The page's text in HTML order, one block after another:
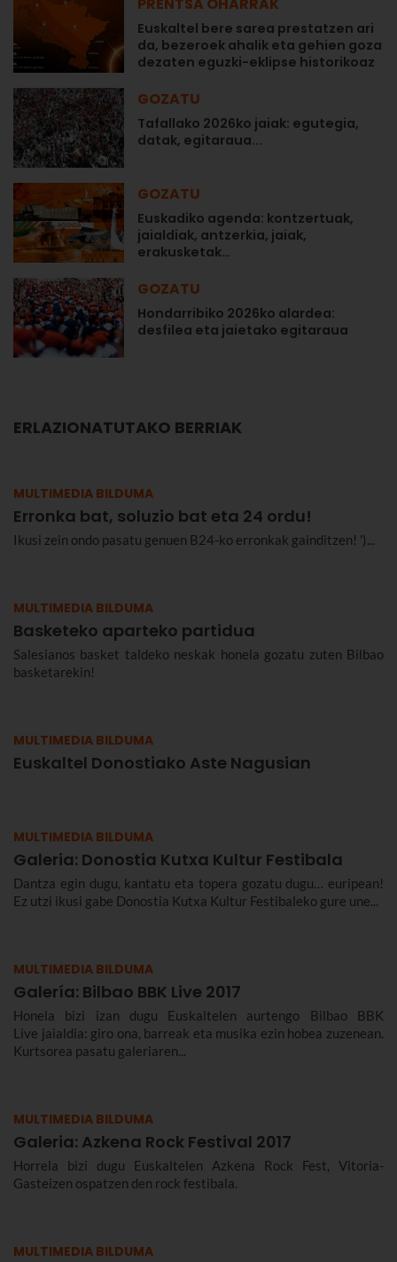
Euskaltel bere sarea prestatzen ari
da, bezeroek ahalik eta gehien goza
dezaten eguzki-eklipse historikoaz
GOZATU
Tafallako 2026ko jaiak: egutegia,
datak, egitaraua...
GOZATU
Euskadiko agenda: kontzertuak,
jaialdiak, antzerkia, jaiak,
erakusketak…
GOZATU
Hondarribiko 2026ko alardea:
desfilea eta jaietako egitaraua
ERLAZIONATUTAKO BERRIAK
MULTIMEDIA BILDUMA
Erronka bat, soluzio bat eta 24 ordu!
Ikusi zein ondo pasatu genuen B24-ko erronkak gainditzen! ')...
MULTIMEDIA BILDUMA
Basketeko aparteko partidua
Salesianos basket taldeko neskak honela gozatu zuten Bilbao
basketarekin!
MULTIMEDIA BILDUMA
Euskaltel Donostiako Aste Nagusian
MULTIMEDIA BILDUMA
Galeria: Donostia Kutxa Kultur Festibala
Dantza egin dugu, kantatu eta topera gozatu dugu… euripean!
Ez utzi ikusi gabe Donostia Kutxa Kultur Festibaleko gure une...
MULTIMEDIA BILDUMA
Galería: Bilbao BBK Live 2017
Honela bizi izan dugu Euskaltelen aurtengo Bilbao BBK
Live jaialdia: giro ona, barreak eta musika ezin hobea zuzenean.
Kurtsorea pasatu galeriaren...
MULTIMEDIA BILDUMA
Galeria: Azkena Rock Festival 2017
Horrela bizi dugu Euskaltelen Azkena Rock Fest, Vitoria-
Gasteizen ospatzen den rock festibala.
MULTIMEDIA BILDUMA